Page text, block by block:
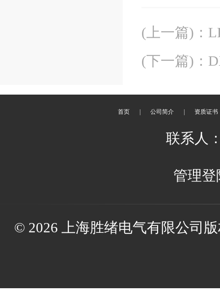
(上一篇) ：
(下一篇) ：
首页 公司简介 资质证书
联系人
管理登
© 2026 上海胜绪电气有限公司